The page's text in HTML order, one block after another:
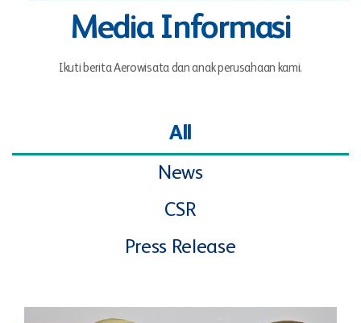
Media Informasi
Ikuti berita Aerowisata dan anak perusahaan kami.
All
News
CSR
Press Release